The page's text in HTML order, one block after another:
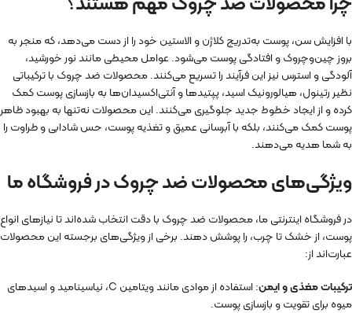
با افزایش سن، پوست به‌تدریج کلاژن و الاستین خود را از دست می‌دهد، که منجر به
بروز چین‌وچروک و افتادگی پوست می‌شود. عوامل محیطی مانند نور خورشید،
آلودگی و استرس نیز این فرآیند را تسریع می‌کنند. محصولات ضد چروک با ترکیباتی
نظیر رتینول، هیالورونیک اسید، پپتیدها و آنتی‌اکسیدان‌ها به بازسازی پوست کمک
کرده و از ایجاد خطوط جدید جلوگیری می‌کنند. این محصولات نه‌تنها به بهبود ظاهر
پوست کمک می‌کنند، بلکه با آبرسانی عمیق و تغذیه پوست، حس شادابی و طراوت را
به شما هدیه می‌دهند.
ویژگی‌های محصولات ضد چروک در فروشگاه ما
در فروشگاه اینترنتی ما، محصولات ضد چروک با دقت انتخاب شده‌اند تا نیازهای انواع
پوست، از خشک تا چرب، را پوشش دهند. برخی از ویژگی‌های برجسته این محصولات
عبارت‌اند از:
ترکیبات مغذی و ایمن
: استفاده از موادی مانند ویتامین C، نیاسینامید و اسیدهای
میوه برای تقویت و بازسازی پوست.